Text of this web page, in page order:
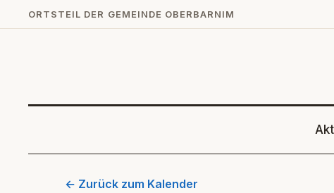
ORTSTEIL DER GEMEINDE OBERBARNIM
← Zurück zum Kalender